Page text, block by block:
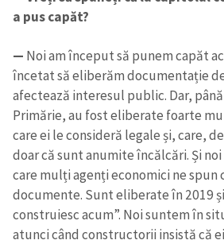
a pus capăt?
— Noi am început să punem capăt
încetat să eliberăm documentație
afectează interesul public. Dar,
Primărie, au fost eliberate foarte
care ei le consideră legale și, care,
doar că sunt anumite încălcări. Și
care mulți agenți economici ne spun
documente. Sunt eliberate în 2019
construiesc acum”. Noi suntem în
atunci când constructorii insistă că